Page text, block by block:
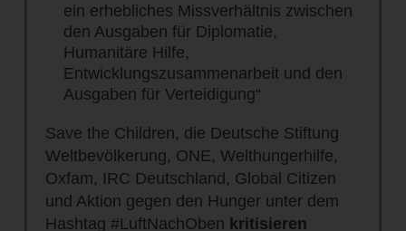
ein erhebliches Missverhältnis zwischen
den Ausgaben für Diplomatie,
Humanitäre Hilfe,
Entwicklungszusammenarbeit und den
Ausgaben für Verteidigung“
Save the Children, die Deutsche Stiftung
Weltbevölkerung, ONE, Welthungerhilfe,
Oxfam, IRC Deutschland, Global Citizen
und Aktion gegen den Hunger unter dem
Hashtag #LuftNachOben kritisieren